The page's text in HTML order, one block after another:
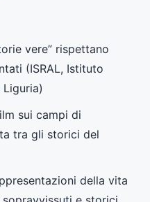
vere” rispettano
(ISRAL, Istituto
sui campi di
tra gli storici del
della vita